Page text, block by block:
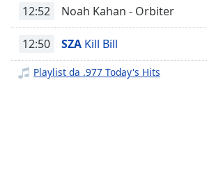
Audio
Track
in-
12:52 Noah Kahan - Orbiter
12:50 SZA Kill Bill
Playlist da .977 Today's Hits